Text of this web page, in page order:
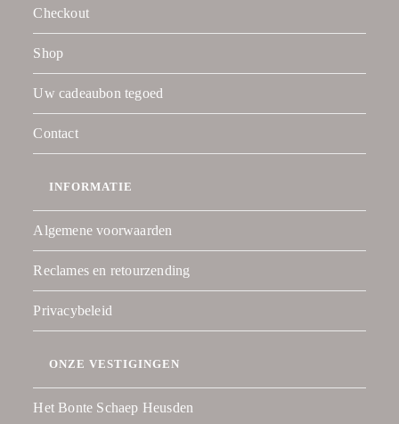
Checkout
Shop
Uw cadeaubon tegoed
Contact
INFORMATIE
Algemene voorwaarden
Reclames en retourzending
Privacybeleid
ONZE VESTIGINGEN
Het Bonte Schaep Heusden